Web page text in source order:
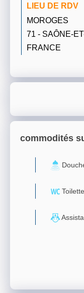
LIEU DE RDV
MOROGES
71 - SAÔNE-
FRANCE
commodités